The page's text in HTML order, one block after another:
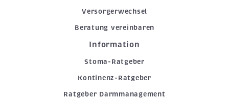
Versorgerwechsel
Beratung vereinbaren
Information
Stoma-Ratgeber
Kontinenz-Ratgeber
Ratgeber Darmmanagement